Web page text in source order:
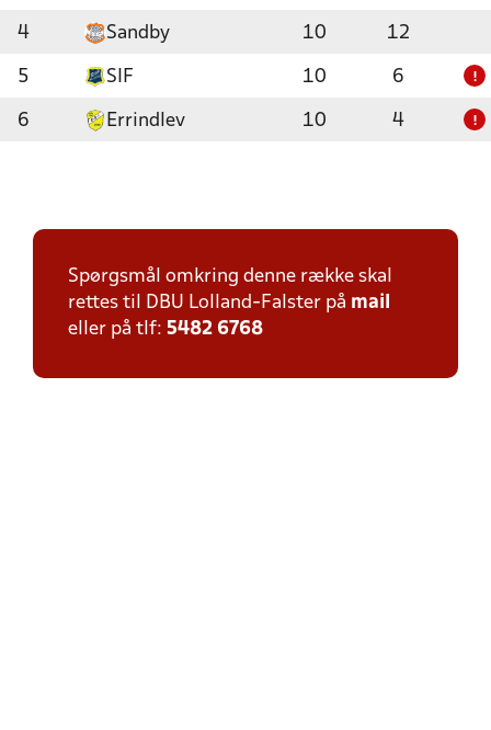
4 Sandby 10 12
5 SIF 10 6 !
6 Errindlev 10 4 !
Spørgsmål omkring denne række skal
rettes til DBU Lolland-Falster på mail
eller på tlf: 5482 6768